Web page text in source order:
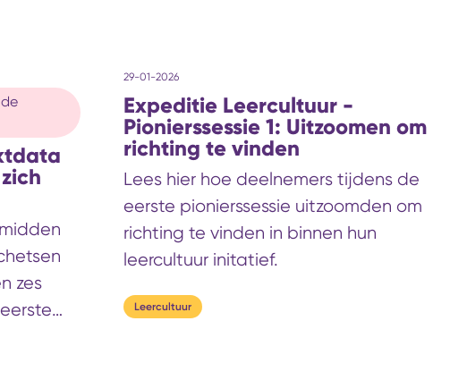
de
en bij de
zes
je
29-01-2026
Expeditie Leercultuur -
Pionierssessie 1: Uitzoomen om
richting te vinden
Lees hier hoe deelnemers tijdens de
eerste pionierssessie uitzoomden om
richting te vinden in binnen hun
leercultuur initatief.
Leercultuur